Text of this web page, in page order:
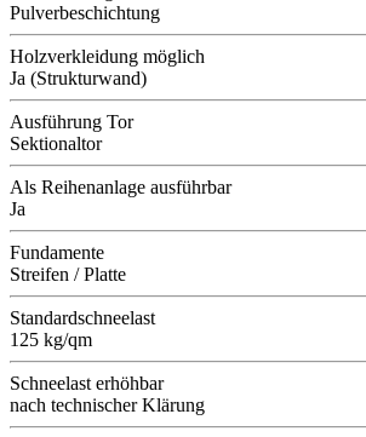
Pulverbeschichtung
Holzverkleidung möglich
Ja (Strukturwand)
Ausführung Tor
Sektionaltor
Als Reihenanlage ausführbar
Ja
Fundamente
Streifen / Platte
Standardschneelast
125 kg/qm
Schneelast erhöhbar
nach technischer Klärung